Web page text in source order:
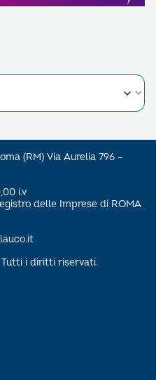
(RM) Via Aurelia 796 –
i.v
delle Imprese di ROMA
i diritti riservati.